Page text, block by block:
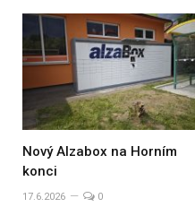
Nový Alzabox na Horním
konci
17.6.2026 0